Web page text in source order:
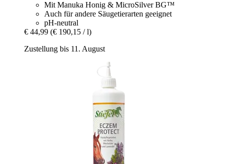
Mit Manuka Honig & MicroSilver BG™
Auch für andere Säugetierarten geeignet
pH-neutral
€ 44,99 (€ 190,15 / l)
Zustellung bis 11. August